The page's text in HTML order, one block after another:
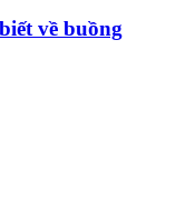
về buồng